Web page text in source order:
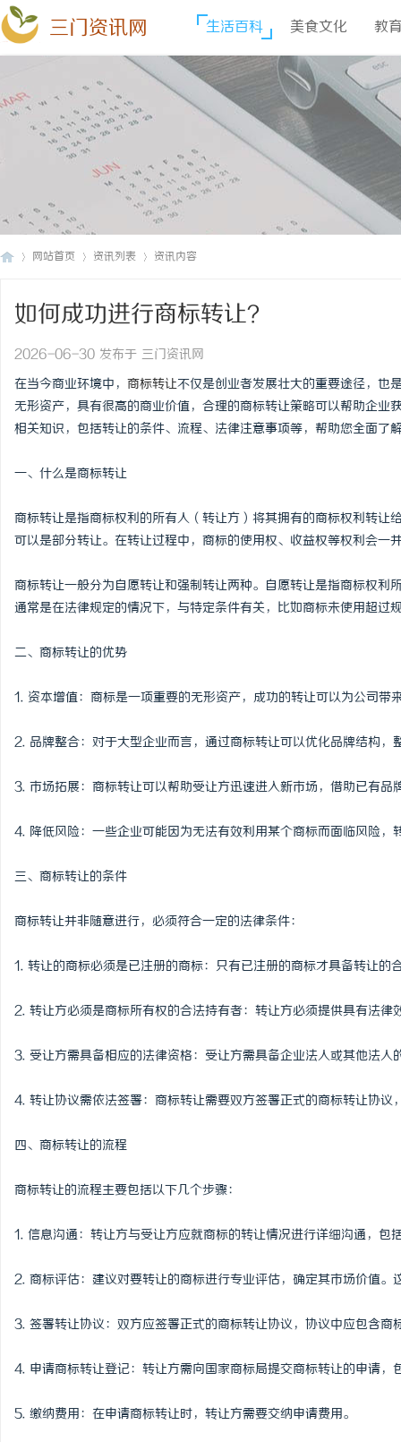
三门资讯网 生活百科 美食文化 教
网站首页 资讯列表 资讯内容
如何成功进行商标转让？
2026-06-30 发布于 三门资讯网
在当今商业环境中， 商标转让不仅是创业者发展壮大的重要途径，也
无形资产，具有很高的商业价值，合理的商标转让策略可以帮助企
相关知识，包括转让的条件、流程、法律注意事项等，帮助您全面了
一、什么是商标转让
商标转让是指商标权利的所有人（转让方）将其拥有的商标权利转
可以是部分转让。在转让过程中，商标的使用权、收益权等权利会一
商标转让一般分为自愿转让和强制转让两种。自愿转让是指商标权
通常是在法律规定的情况下，与特定条件有关，比如商标未使用超过
二、商标转让的优势
1. 资本增值：商标是一项重要的无形资产，成功的转让可以为公司带
2. 品牌整合：对于大型企业而言，通过商标转让可以优化品牌结构
3. 市场拓展：商标转让可以帮助受让方迅速进入新市场，借助已有品
4. 降低风险：一些企业可能因为无法有效利用某个商标而面临风险
三、商标转让的条件
商标转让并非随意进行，必须符合一定的法律条件：
1. 转让的商标必须是已注册的商标：只有已注册的商标才具备转让的
2. 转让方必须是商标所有权的合法持有者：转让方必须提供具有法
3. 受让方需具备相应的法律资格：受让方需具备企业法人或其他法
4. 转让协议需依法签署：商标转让需要双方签署正式的商标转让协议
四、商标转让的流程
商标转让的流程主要包括以下几个步骤：
1. 信息沟通：转让方与受让方应就商标的转让情况进行详细沟通，包
2. 商标评估：建议对要转让的商标进行专业评估，确定其市场价值。
3. 签署转让协议：双方应签署正式的商标转让协议，协议中应包含
4. 申请商标转让登记：转让方需向国家商标局提交商标转让的申请，
5. 缴纳费用：在申请商标转让时，转让方需要交纳申请费用。
武汉配眼镜 上海配眼镜